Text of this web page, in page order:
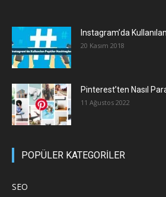
Instagram’da
20 Kasım 2018
Pinterest’ten Nasıl
11 Ağustos 2022
POPÜLER KATEGORİLER
SEO